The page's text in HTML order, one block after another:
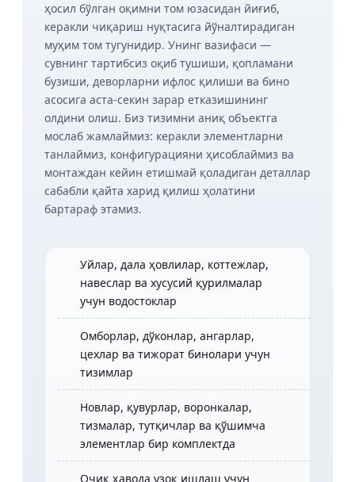
ҳосил бўлган оқимни том юзасидан йиғиб,
керакли чиқариш нуқтасига йўналтирадиган
муҳим том тугунидир. Унинг вазифаси —
сувнинг тартибсиз оқиб тушиши, қопламани
бузиши, деворларни ифлос қилиши ва бино
асосига аста-секин зарар етказишининг
олдини олиш. Биз тизимни аниқ объектга
мослаб жамлаймиз: керакли элементларни
танлаймиз, конфигурацияни ҳисоблаймиз ва
монтаждан кейин етишмай қоладиган деталлар
сабабли қайта харид қилиш ҳолатини
бартараф этамиз.
Уйлар, дала ҳовлилар, коттежлар,
навеслар ва хусусий қурилмалар
учун водостоклар
Омборлар, дўконлар, ангарлар,
цехлар ва тижорат бинолари учун
тизимлар
Новлар, қувурлар, воронкалар,
тизмалар, тутқичлар ва қўшимча
элементлар бир комплектда
Очиқ ҳавода узоқ ишлаш учун